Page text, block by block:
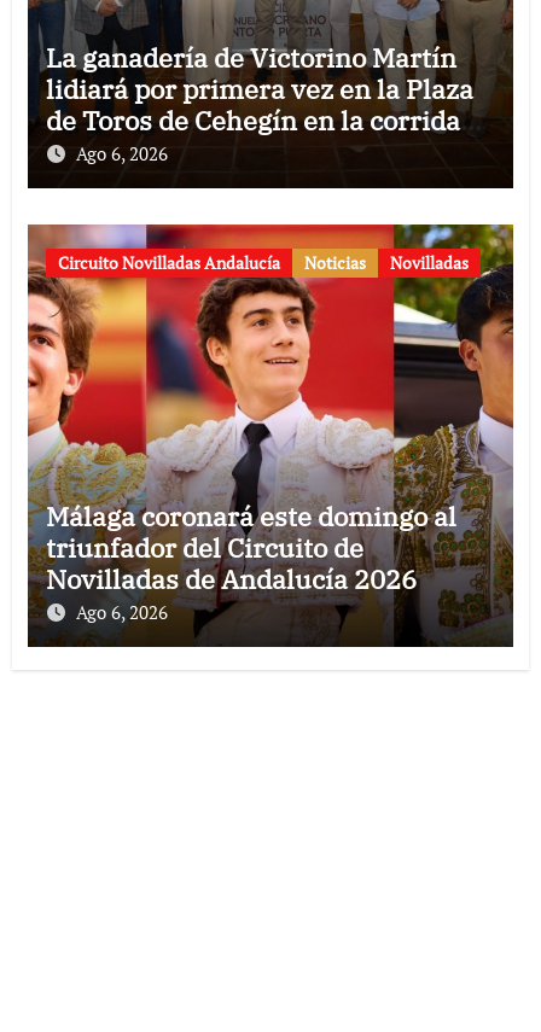
La ganadería de Victorino Martín
lidiará por primera vez en la Plaza
de Toros de Cehegín en la corrida
conmemorativa de su 125
aniversario
Ago 6, 2026
Circuito Novilladas Andalucía Noticias Novilladas
Málaga coronará este domingo al
triunfador del Circuito de
Novilladas de Andalucía 2026
Ago 6, 2026